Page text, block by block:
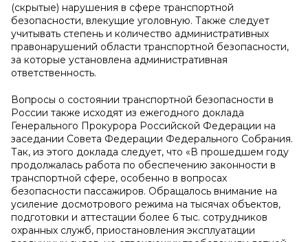
(скрытые) нарушения в сфере транспортной
безопасности, влекущие уголовную. Также следует
учитывать степень и количество административных
правонарушений области транспортной безопасности,
за которые установлена административная
ответственность.
Вопросы о состоянии транспортной безопасности в
России также исходят из ежегодного доклада
Генерального Прокурора Российской Федерации на
заседании Совета Федерации Федерального Собрания.
Так, из этого доклада следует, что «В прошедшем году
продолжалась работа по обеспечению законности в
транспортной сфере, особенно в вопросах
безопасности пассажиров. Обращалось внимание на
усиление досмотрового режима на тысячах объектов,
подготовки и аттестации более 6 тыс. сотрудников
охранных служб, приостановления эксплуатации